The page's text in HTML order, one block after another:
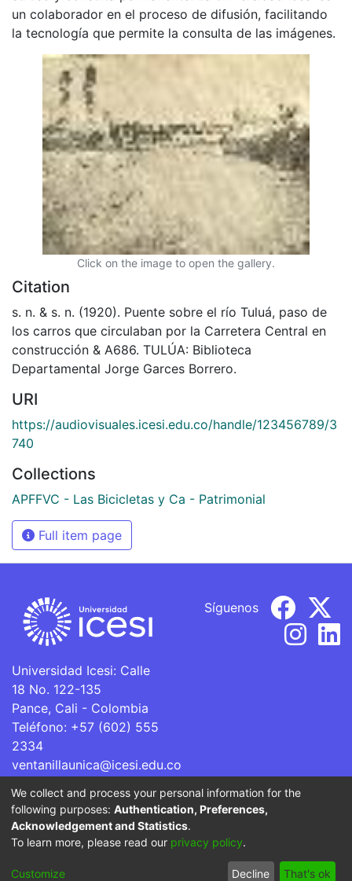
un colaborador en el proceso de difusión, facilitando
la tecnología que permite la consulta de las imágenes.
Click on the image to open the gallery.
Citation
s. n. & s. n. (1920). Puente sobre el río Tuluá, paso de
los carros que circulaban por la Carretera Central en
construcción & A686. TULÚA: Biblioteca
Departamental Jorge Garces Borrero.
URI
https://audiovisuales.icesi.edu.co/handle/123456789/3
740
Collections
APFFVC - Las Bicicletas y Ca - Patrimonial
Full item page
Universidad Icesi: Calle
18 No. 122-135
Pance, Cali - Colombia
Teléfono: +57 (602) 555
2334
ventanillaunica@icesi.edu.co
Síguenos
La Universidad Icesi es una Institución de Educación
Superior que se encuentra sujeta a inspección y vigilancia
por parte del Ministerio de Educación Nacional.
Cookie
End User
Send
We collect and process your personal information for the
following purposes: Authentication, Preferences,
Acknowledgement and Statistics.
To learn more, please read our privacy policy.
Customize Decline That's ok